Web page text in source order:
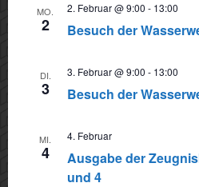
MO.
2 Besuch der
2. Februar @ 9:00 - 13:00
DI.
3 Besuch der
3. Februar @ 9:00 - 13:00
MI.
4
Ausgabe der
und 4
4. Februar